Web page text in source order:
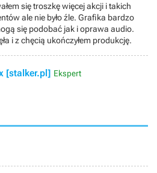
się troszkę więcej akcji i takich
ale nie było źle. Grafika bardzo
się podobać jak i oprawa audio.
i z chęcią ukończyłem produkcję.
[stalker.pl] Ekspert